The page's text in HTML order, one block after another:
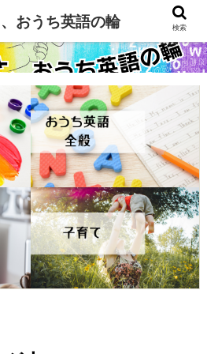
おうち英語の輪 検索